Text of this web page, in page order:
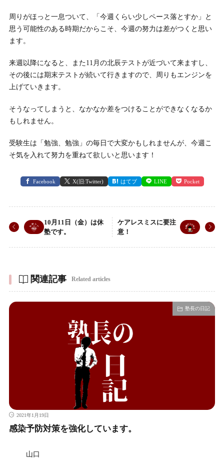
周りがほっと一息ついて、「今週くらい少しペース落とすか」と
思う可能性のある時期だからこそ、今週の努力は差がつくと思い
ます。
来週以降になると、また11月の北辰テストが近づいて来ますし、
その後には期末テストが続いて行きますので、周りもエンジンを
上げていきます。
そうなってしまうと、なかなか差をつけることができなくなるか
もしれません。
受験生は「勉強、勉強」の毎日で大変かもしれませんが、今週こ
そ気を入れて努力を重ねて欲しいと思います！
Facebook X(旧:Twitter) はてブ LINE Pocket
10月11日（金）は休
塾です。
ケアレスミスに要注
意！
関連記事 Related articles
塾長の日記
2021年1月19日
感染予防対策を強化しています。
山口